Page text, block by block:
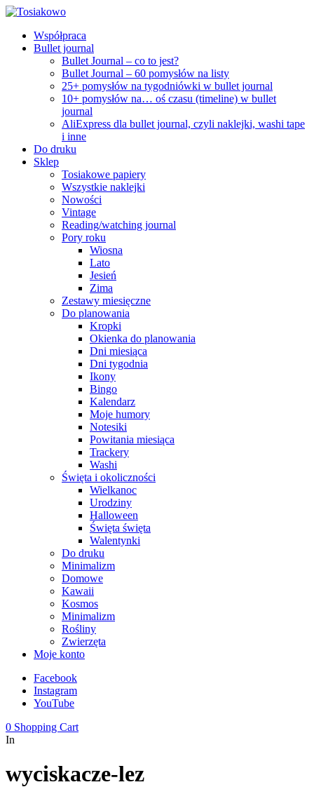
Współpraca
Bullet journal
Bullet Journal – co to jest?
Bullet Journal – 60 pomysłów na listy
25+ pomysłów na tygodniówki w bullet journal
10+ pomysłów na… oś czasu (timeline) w bullet
journal
AliExpress dla bullet journal, czyli naklejki, washi tape
i inne
Do druku
Sklep
Tosiakowe papiery
Wszystkie naklejki
Nowości
Vintage
Reading/watching journal
Pory roku
Wiosna
Lato
Jesień
Zima
Zestawy miesięczne
Do planowania
Kropki
Okienka do planowania
Dni miesiąca
Dni tygodnia
Ikony
Bingo
Kalendarz
Moje humory
Notesiki
Powitania miesiąca
Trackery
Washi
Święta i okoliczności
Wielkanoc
Urodziny
Halloween
Święta święta
Walentynki
Do druku
Minimalizm
Domowe
Kawaii
Kosmos
Minimalizm
Rośliny
Zwierzęta
Moje konto
Facebook
Instagram
YouTube
0 Shopping Cart
In
wyciskacze-lez